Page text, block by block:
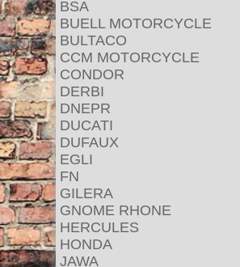
BSA
BUELL MOTORCYCLE
BULTACO
CCM MOTORCYCLE
CONDOR
DERBI
DNEPR
DUCATI
DUFAUX
EGLI
FN
GILERA
GNOME RHONE
HERCULES
HONDA
JAWA